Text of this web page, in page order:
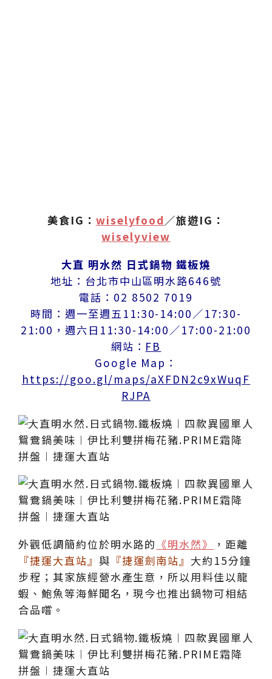
美食IG： wiselyfood／旅遊IG：
wiselyview
大直 明水然 日式鍋物 鐵板燒
地址：台北市中山區明水路646號
電話：02 8502 7019
時間：週一至週五11:30-14:00／17:30-
21:00，週六日11:30-14:00／17:00-21:00
網站： FB
Google Map：
https://goo.gl/maps/aXFDN2c9xWuqF
RJPA
外觀低調簡約位於明水路的 《明水然》
，距離
『捷運大直站』 與 『捷運劍南站』 大約15分鐘
步程；其家族經營水產生意，所以用料佳以龍
蝦、鮑魚等海鮮聞名，現今也推出鍋物可相結
合品嚐。